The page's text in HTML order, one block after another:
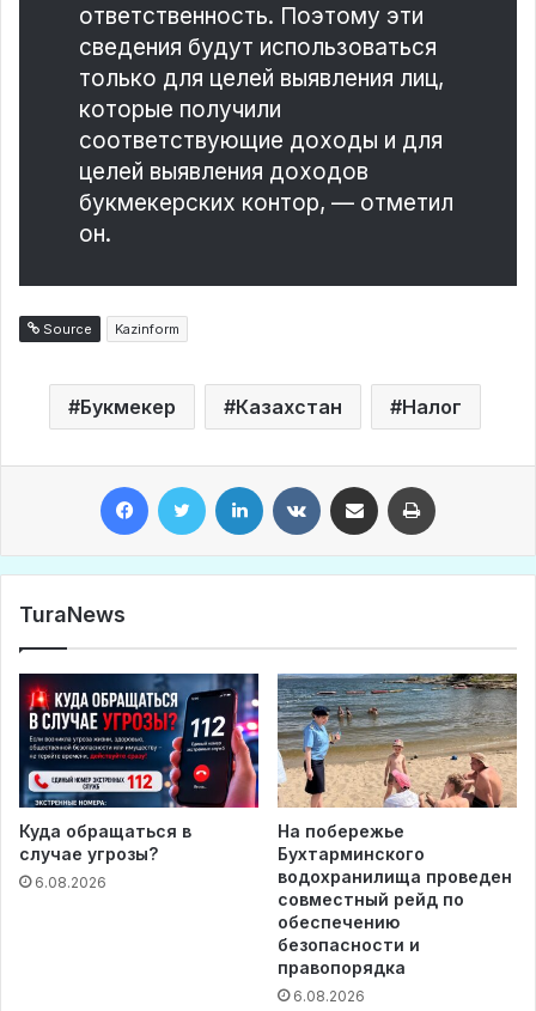
ответственность. Поэтому эти
сведения будут использоваться
только для целей выявления лиц,
которые получили
соответствующие доходы и для
целей выявления доходов
букмекерских контор, — отметил
он.
Source Kazinform
Букмекер Казахстан Налог
TuraNews
Куда обращаться в
случае угрозы?
6.08.2026
На побережье
Бухтарминского
водохранилища проведен
совместный рейд по
обеспечению
безопасности и
правопорядка
6.08.2026